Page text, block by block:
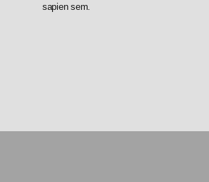
sapien sem.